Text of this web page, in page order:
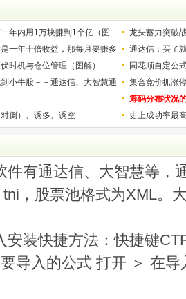
年内用1万块赚到1个亿（图
龙头蓄力突破
的技巧（图解
一年十倍收益，那每月要赚多
通达信：买了
时机与仓位管理（图解）
同花顺自定公
小牛股－－通达信、大智慧通
集合竞价抓涨
筹码分布状况
倒）、诱多、诱空
史上成功率最
件有通达信、大智慧等，
，股票池格式为XML。
安装快捷方法：快捷键
导入的公式 打开 ＞ 在